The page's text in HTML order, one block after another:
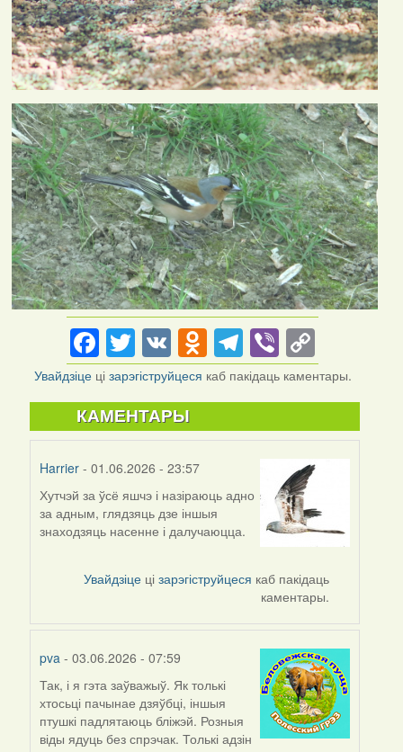
Facebook
Twitter
VKOdnoklassniki
Telegram
Viber
Link
Увайдзіце цізарэгіструйцеся каб пакідаць каментары.
КАМЕНТАРЫ
Harrier - 01.06.2026 - 23:57
Хутчэй за ўсё яшчэ і назіраюць адно
за адным, глядзяць дзе іншыя
знаходзяць насенне і далучаюцца.
Увайдзіце цізарэгіструйцеся каб пакідаць
каментары.
pva - 03.06.2026 - 07:59
Так, і я гэта заўважыў. Як толькі
хтосьці пачынае дзяўбці, іншыя
птушкі падлятаюць бліжэй. Розныя
віды ядуць без спрэчак. Толькі адзін